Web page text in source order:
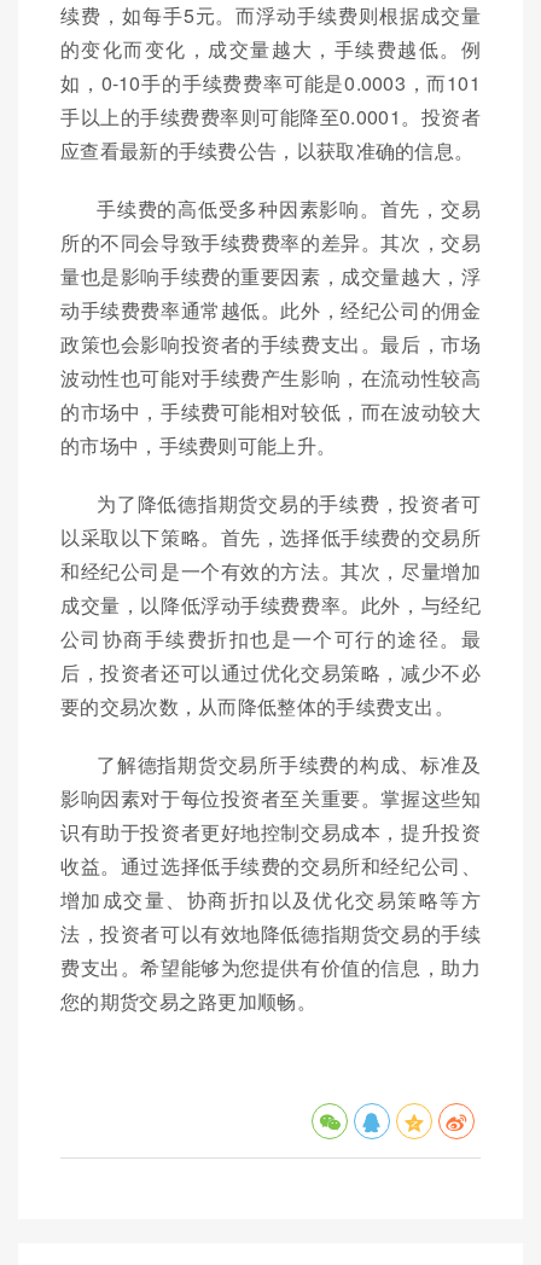
续费，如每手5元。而浮动手续费则根据成交量
的变化而变化，成交量越大，手续费越低。例
如，0-10手的手续费费率可能是0.0003，而101
手以上的手续费费率则可能降至0.0001。投资者
应查看最新的手续费公告，以获取准确的信息。
手续费的高低受多种因素影响。首先，交易
所的不同会导致手续费费率的差异。其次，交易
量也是影响手续费的重要因素，成交量越大，浮
动手续费费率通常越低。此外，经纪公司的佣金
政策也会影响投资者的手续费支出。最后，市场
波动性也可能对手续费产生影响，在流动性较高
的市场中，手续费可能相对较低，而在波动较大
的市场中，手续费则可能上升。
为了降低德指期货交易的手续费，投资者可
以采取以下策略。首先，选择低手续费的交易所
和经纪公司是一个有效的方法。其次，尽量增加
成交量，以降低浮动手续费费率。此外，与经纪
公司协商手续费折扣也是一个可行的途径。最
后，投资者还可以通过优化交易策略，减少不必
要的交易次数，从而降低整体的手续费支出。
了解德指期货交易所手续费的构成、标准及
影响因素对于每位投资者至关重要。掌握这些知
识有助于投资者更好地控制交易成本，提升投资
收益。通过选择低手续费的交易所和经纪公司、
增加成交量、协商折扣以及优化交易策略等方
法，投资者可以有效地降低德指期货交易的手续
费支出。希望能够为您提供有价值的信息，助力
您的期货交易之路更加顺畅。